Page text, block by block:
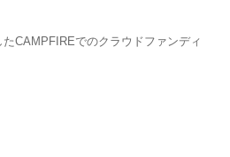
CAMPFIREでのクラウドファンディ